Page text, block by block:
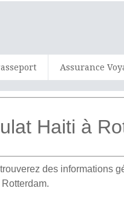
Assurance
Haiti à
des informations